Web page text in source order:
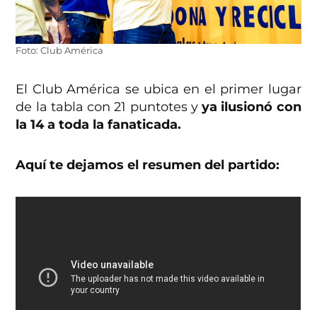
Foto: Club América
El Club América se ubica en el primer lugar
de la tabla con 21 puntotes yya ilusionó con
la 14 a toda la fanaticada.
Aquí te dejamos el resumen del partido: